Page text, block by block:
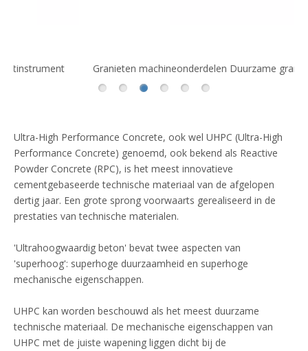
Granieten machineonderdelen Duurzame granieten basis
Ultra-High Performance Concrete, ook wel UHPC (Ultra-High
Performance Concrete) genoemd, ook bekend als Reactive
Powder Concrete (RPC), is het meest innovatieve
cementgebaseerde technische materiaal van de afgelopen
dertig jaar. Een grote sprong voorwaarts gerealiseerd in de
prestaties van technische materialen.
'Ultrahoogwaardig beton' bevat twee aspecten van
'superhoog': superhoge duurzaamheid en superhoge
mechanische eigenschappen.
UHPC kan worden beschouwd als het meest duurzame
technische materiaal. De mechanische eigenschappen van
UHPC met de juiste wapening liggen dicht bij de